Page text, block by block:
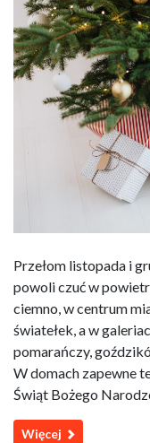
Przełom listopada i
powoli czuć w
ciemno, w centrum
światełek, a w
pomarańczy,
W domach zapewne
Świąt Bożego
Więcej